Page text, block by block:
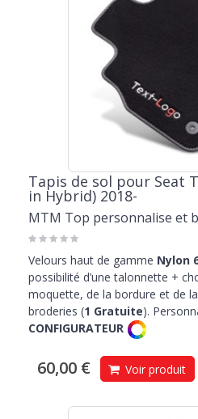
Tapis de sol pour Seat
in Hybrid) 2018-
MTM Top personnalise et
Velours haut de gamme Nylon
possibilité d’une talonnette +
moquette, de la bordure et de
broderies (1 Gratuite).
CONFIGURATEUR
60,00 € Voir produit